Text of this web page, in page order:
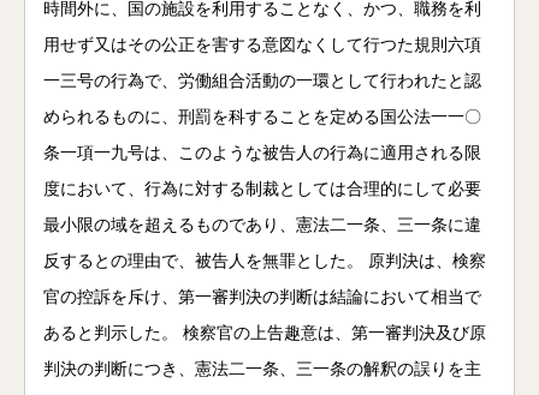
時間外に、国の施設を利用することなく、かつ、職務を利
用せず又はその公正を害する意図なくして行つた規則六項
一三号の行為で、労働組合活動の一環として行われたと認
められるものに、刑罰を科することを定める国公法一一〇
条一項一九号は、このような被告人の行為に適用される限
度において、行為に対する制裁としては合理的にして必要
最小限の域を超えるものであり、憲法二一条、三一条に違
反するとの理由で、被告人を無罪とした。 原判決は、検察
官の控訴を斥け、第一審判決の判断は結論において相当で
あると判示した。 検察官の上告趣意は、第一審判決及び原
判決の判断につき、憲法二一条、三一条の解釈の誤りを主